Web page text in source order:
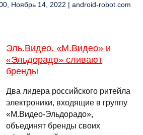
Ноябрь 14, 2022 | android-robot.com
Эль.Видео. «М.Видео» и
«Эльдорадо» сливают
бренды
Два лидера российского ритейла
электроники, входящие в группу
«М.Видео-Эльдорадо»,
объединят бренды своих